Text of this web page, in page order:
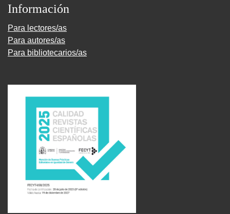
Información
Para lectores/as
Para autores/as
Para bibliotecarios/as